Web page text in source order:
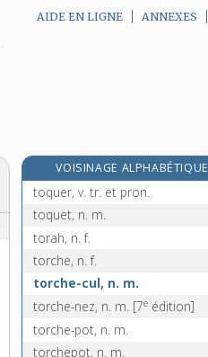
AIDE EN LIGNE ANNEXES
VOISINAGE ALPHABÉTIQUE
toqué, -ée, adj.
toquer, v. tr. et pron.
toquet, n. m.
torah, n. f.
torche, n. f.
torche-cul, n. m.
torche-nez, n. m. [7e édition]
torche-pot, n. m.
torchepot, n. m.